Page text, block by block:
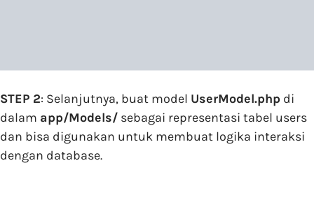
STEP 2: Selanjutnya, buat model UserModel.php di
dalam app/Models/ sebagai representasi tabel users
dan bisa digunakan untuk membuat logika interaksi
dengan database.